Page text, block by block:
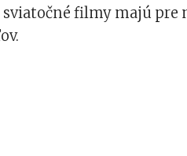
sviatočné filmy majú pre